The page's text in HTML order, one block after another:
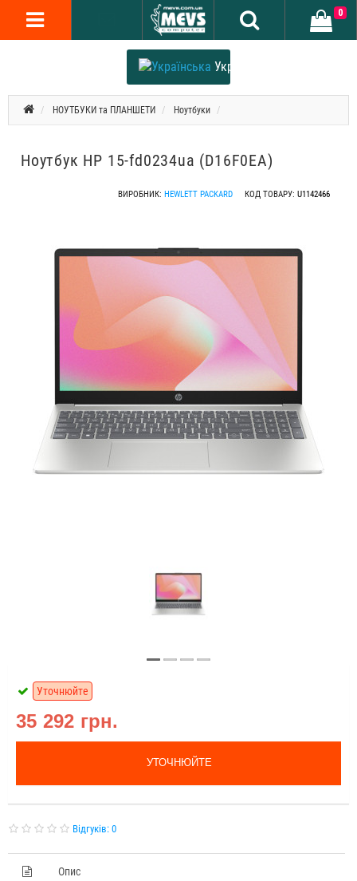
Українська
0
НОУТБУКИ та ПЛАНШЕТИ Ноутбуки
Ноутбук HP 15-fd0234ua (D16F0EA)
ВИРОБНИК: HEWLETT PACKARD КОД ТОВАРУ: U1142466
35 292 грн.
Уточнюйте
УТОЧНЮЙТЕ
Відгуків: 0
Опис